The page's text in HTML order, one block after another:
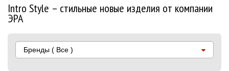
Intro Style – стильные новые изделия от компании
ЭРА
Бренды ( Все )